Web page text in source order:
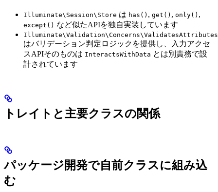
Illuminate\Session\Store は has() , get() , only() ,
except() など似たAPIを独自実装しています
Illuminate\Validation\Concerns\ValidatesAttributes
はバリデーション判定ロジックを提供し、入力アクセ
スAPIそのものは InteractsWithData とは別責務で設
計されています
トレイトと主要クラスの関係
パッケージ開発で自前クラスに組み込
む